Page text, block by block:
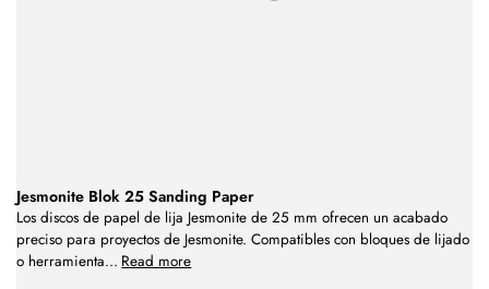
Jesmonite Blok 25 Sanding Paper
Los discos de papel de lija Jesmonite de 25 mm ofrecen un acabado
preciso para proyectos de Jesmonite. Compatibles con bloques de lijado
o herramienta... Read more